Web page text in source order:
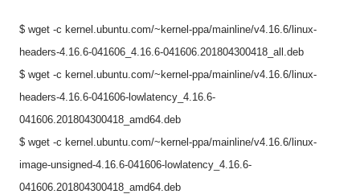
$ wget -c kernel.ubuntu.com/~kernel-ppa/mainline/v4.16.6/linux-
headers-4.16.6-041606_4.16.6-041606.201804300418_all.deb
$ wget -c kernel.ubuntu.com/~kernel-ppa/mainline/v4.16.6/linux-
headers-4.16.6-041606-lowlatency_4.16.6-
041606.201804300418_amd64.deb
$ wget -c kernel.ubuntu.com/~kernel-ppa/mainline/v4.16.6/linux-
image-unsigned-4.16.6-041606-lowlatency_4.16.6-
041606.201804300418_amd64.deb